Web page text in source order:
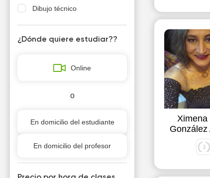
Ximena
González
Dibujo técnico
Diseño
Español
Geometría descriptiva
Guitarra
¿Dónde quiere estudiar??
Online
o
En domicilio del estudiante
En domicilio del profesor